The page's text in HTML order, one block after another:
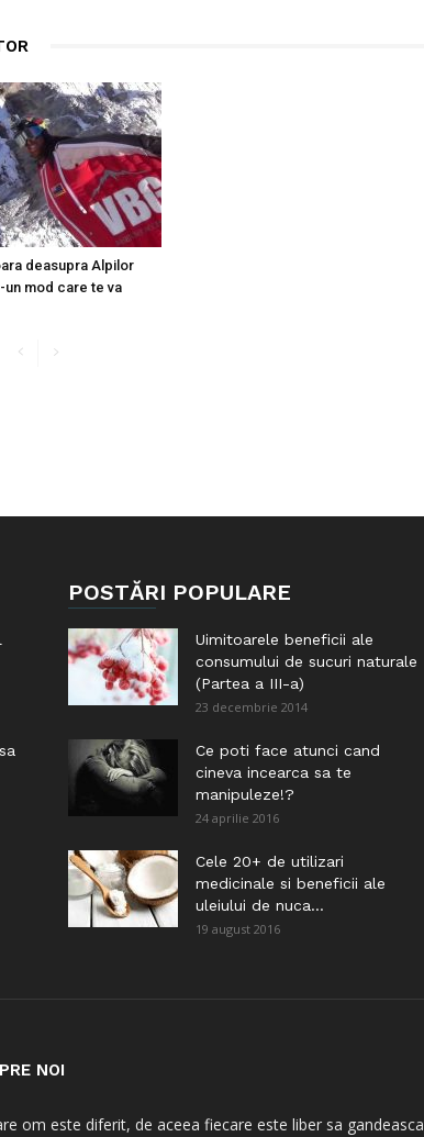
deasupra Alpilor
un mod care te va
POSTĂRI POPULARE
Uimitoarele beneficii ale
consumului de sucuri naturale
(Partea a III-a)
23 decembrie 2014
Ce poti face atunci cand
cineva incearca sa te
manipuleze!?
24 aprilie 2016
Cele 20+ de utilizari
medicinale si beneficii ale
uleiului de nuca...
19 august 2016
NOI
om este diferit, de aceea fiecare este liber sa gandeasca